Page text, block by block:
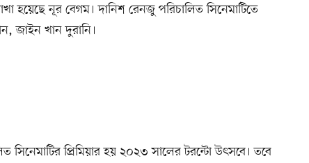
হয়েছে নূর বেগম। দানিশ রেনজু পরিচালিত সিনেমাটিতে
জাইন খান দুরানি।
সিনেমাটির প্রিমিয়ার হয় ২০২৩ সালের টরন্টো উৎসবে। তবে